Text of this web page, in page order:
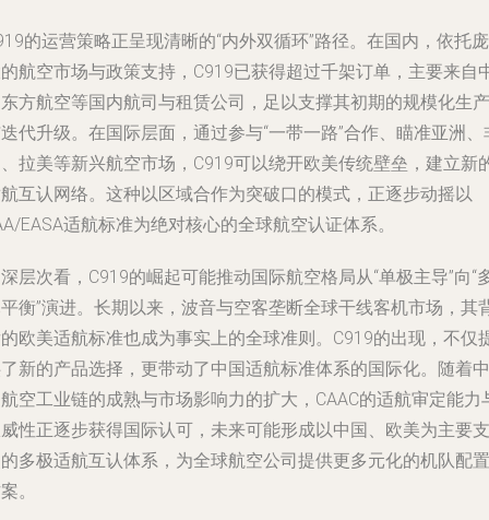
的运营策略正呈现清晰的“内外双循环”路径。在国内，依托庞
航空市场与政策支持，C919已获得超过千架订单，主要来自
方航空等国内航司与租赁公司，足以支撑其初期的规模化生产
代升级。在国际层面，通过参与“一带一路”合作、瞄准亚洲、
拉美等新兴航空市场，C919可以绕开欧美传统壁垒，建立新
互认网络。这种以区域合作为突破口的模式，正逐步动摇以
EASA适航标准为绝对核心的全球航空认证体系。
层次看，C919的崛起可能推动国际航空格局从“单极主导”向“
衡”演进。长期以来，波音与空客垄断全球干线客机市场，其
欧美适航标准也成为事实上的全球准则。C919的出现，不仅
新的产品选择，更带动了中国适航标准体系的国际化。随着中
空工业链的成熟与市场影响力的扩大，CAAC的适航审定能力
性正逐步获得国际认可，未来可能形成以中国、欧美为主要支
多极适航互认体系，为全球航空公司提供更多元化的机队配置
。